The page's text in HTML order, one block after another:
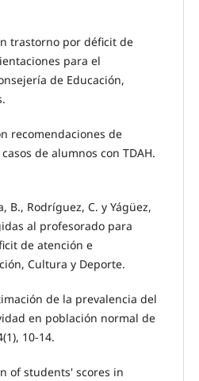
trastorno por déficit de
para el
de Educación,
recomendaciones de
de alumnos con TDAH.
B., Rodríguez, C. y Yágüez,
al profesorado para
de atención e
Cultura y Deporte.
de la prevalencia del
en población normal de
10-14.
of students' scores in